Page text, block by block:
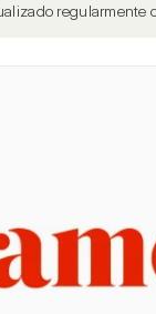
regularmente